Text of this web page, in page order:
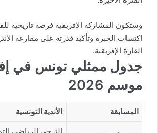
وستكون المشاركة الإفريقية فرصة تاريخية
اكتساب الخبرة وتأكيد قدرته على مقارعة
القارة الإفريقية.
جدول ممثلي تونس في
موسم 2026
المسابقة الأندية التونسية